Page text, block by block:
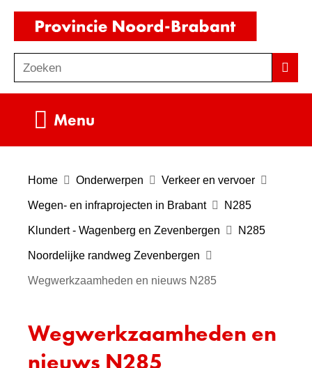
Ga
de
inhoud
o
e
Zoeken
Menu
Home Onderwerpen Verkeer en vervoer
Wegen- en infraprojecten in Brabant N285
Klundert - Wagenberg en Zevenbergen N285
Noordelijke randweg Zevenbergen
Wegwerkzaamheden en nieuws N285
Wegwerkzaamheden en
nieuws N285